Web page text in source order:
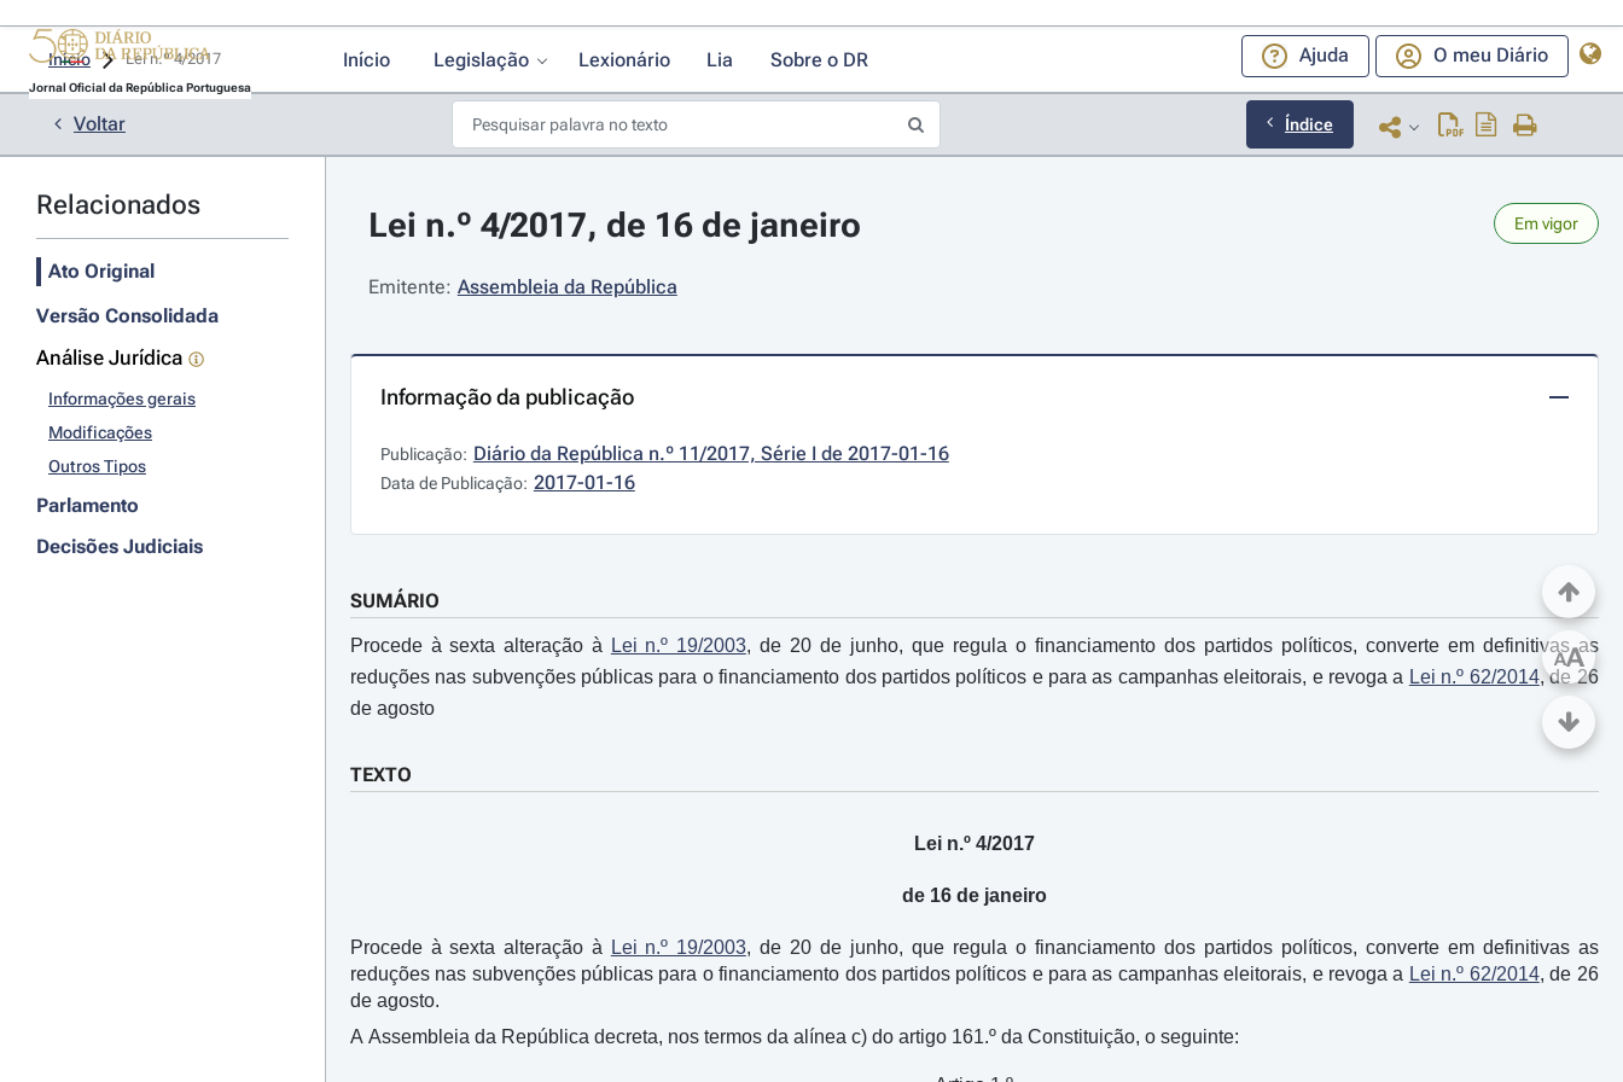
Jornal Oficial da República Portuguesa
Início Legislação Lexionário Lia Sobre o DR Ajuda O meu Diário
Início
Voltar Índice
Relacionados
Ato Original
Versão Consolidada
Análise Jurídica
Informações gerais
Modificações
Outros Tipos
Parlamento
Decisões Judiciais
Lei n.º 4/2017, de 16 de janeiro Em vigor
Emitente: Assembleia da República
Informação da publicação
Publicação: Diário da República n.º 11/2017, Série I de 2017-01-16
Data de Publicação: 2017-01-16
SUMÁRIO
Procede à sexta alteração à Lei n.º 19/2003, de 20 de junho, que regula o financiamento dos partidos políticos, converte em definitivas as
reduções nas subvenções públicas para o financiamento dos partidos políticos e para as campanhas eleitorais, e revoga a Lei n.º 62/2014, de 26
de agosto
TEXTO
Lei n.º 4/2017
de 16 de janeiro
Procede à sexta alteração à Lei n.º 19/2003, de 20 de junho, que regula o financiamento dos partidos políticos, converte em definitivas as
reduções nas subvenções públicas para o financiamento dos partidos políticos e para as campanhas eleitorais, e revoga a Lei n.º 62/2014, de 26
de agosto.
A Assembleia da República decreta, nos termos da alínea c) do artigo 161.º da Constituição, o seguinte:
AA